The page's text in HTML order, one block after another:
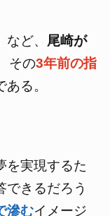
ど、 尾崎が
その3年前の指
る。
を実現するた
できるだろう
滲むイメージ